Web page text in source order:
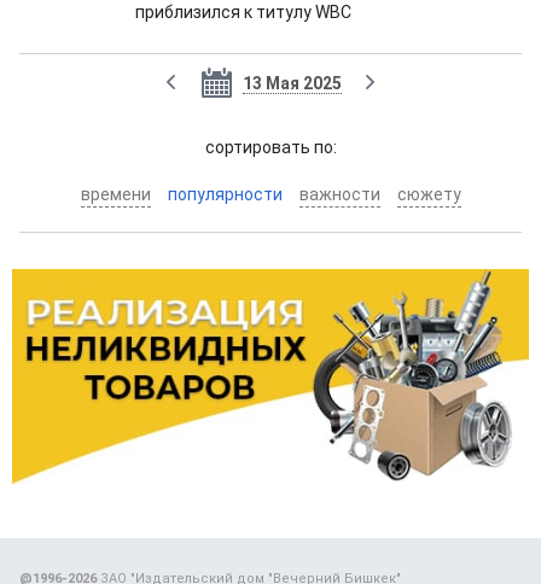
приблизился к титулу WBC
13 Мая 2025
cортировать по:
времени популярности важности сюжету
@1996-2026ЗАО "Издательский дом "Вечерний Бишкек"